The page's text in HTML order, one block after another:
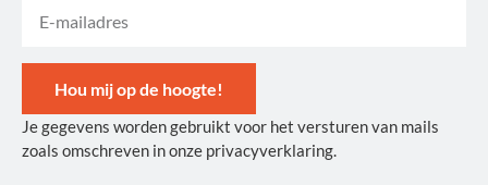
Hou mij op de hoogte!
Alternative:
Je gegevens worden gebruikt voor het versturen van mails
zoals omschreven in onze privacyverklaring.